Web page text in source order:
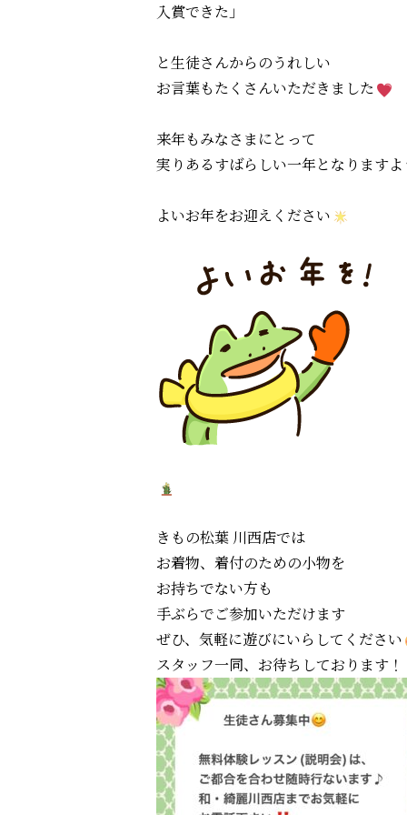
入賞できた」
と生徒さんからのうれしい
お言葉もたくさんいただきました
来年もみなさまにとって
実りあるすばらしい一年となります
よいお年をお迎えください
きもの松葉 川西店では
お着物、着付のための小物を
お持ちでない方も
手ぶらでご参加いただけます
ぜひ、気軽に遊びにいらしてください
スタッフ一同、お待ちしております！